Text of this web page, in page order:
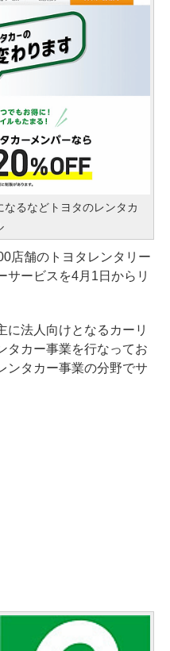
るなどトヨタのレンタカ
店舗のトヨタレンタリー
サービスを4月1日からリ
法人向けとなるカーリ
タカー事業を行なってお
ンタカー事業の分野でサ